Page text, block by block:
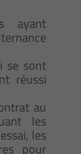
ayant
se sont
réussi
au
les
les
pour